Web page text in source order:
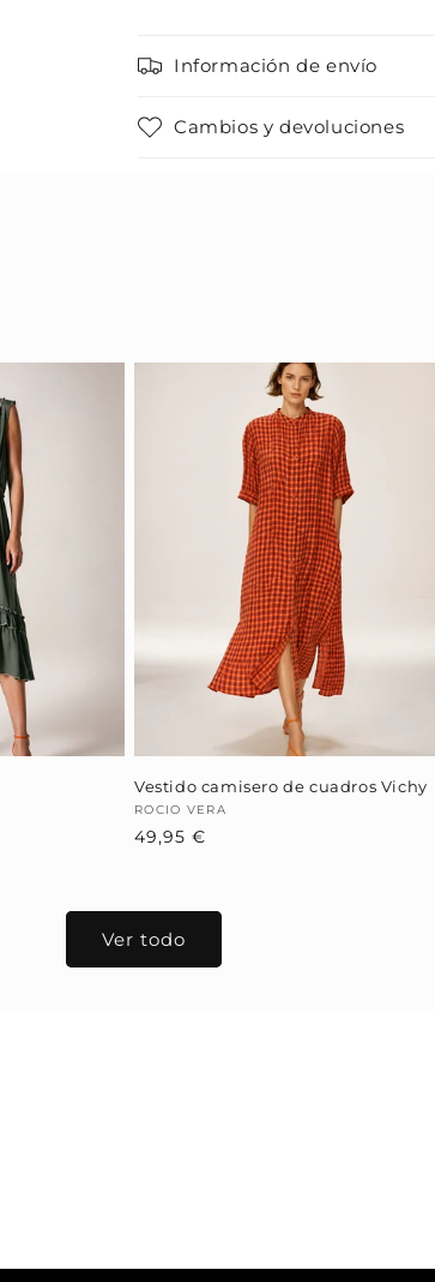
Información de envío
Cambios y devoluciones
Vestido camisero de cuadros Vichy
Proveedor:
ROCIO VERA
Precio
49,95 €
Ver todo